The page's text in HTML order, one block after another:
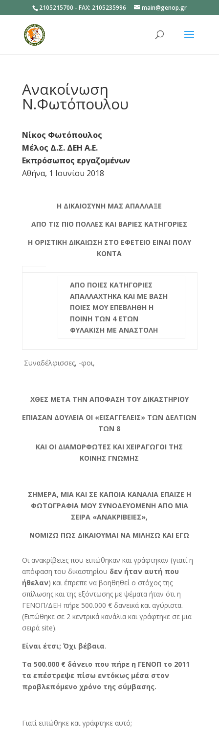
2105215700 - FAX: 2105235996 main@genop.gr
Ανακοίνωση
Ν.Φωτόπουλου
Νίκος Φωτόπουλος
Μέλος Δ.Σ. ΔΕΗ Α.Ε.
Εκπρόσωπος εργαζομένων
Αθήνα, 1 Ιουνίου 2018
Η ΔΙΚΑΙΟΣΥΝΗ ΜΑΣ ΑΠΑΛΛΑΞΕ
ΑΠΟ ΤΙΣ ΠΙΟ ΠΟΛΛΕΣ ΚΑΙ ΒΑΡΙΕΣ ΚΑΤΗΓΟΡΙΕΣ
Η ΟΡΙΣΤΙΚΗ ΔΙΚΑΙΩΣΗ ΣΤΟ ΕΦΕΤΕΙΟ ΕΙΝΑΙ ΠΟΛΥ
ΚΟΝΤΑ
ΑΠΟ ΠΟΙΕΣ ΚΑΤΗΓΟΡΙΕΣ
ΑΠΑΛΛΑΧΤΗΚΑ ΚΑΙ ΜΕ ΒΑΣΗ
ΠΟΙΕΣ ΜΟΥ ΕΠΕΒΛΗΘΗ Η
ΠΟΙΝΗ ΤΩΝ 4 ΕΤΩΝ
ΦΥΛΑΚΙΣΗ ΜΕ ΑΝΑΣΤΟΛΗ
Συναδέλφισσες, -φοι,
ΧΘΕΣ ΜΕΤΑ ΤΗΝ ΑΠΟΦΑΣΗ ΤΟΥ ΔΙΚΑΣΤΗΡΙΟΥ
ΕΠΙΑΣΑΝ ΔΟΥΛΕΙΑ ΟΙ «ΕΙΣΑΓΓΕΛΕΙΣ» ΤΩΝ ΔΕΛΤΙΩΝ
ΤΩΝ 8
ΚΑΙ ΟΙ ΔΙΑΜΟΡΦΩΤΕΣ ΚΑΙ ΧΕΙΡΑΓΩΓΟΙ ΤΗΣ
ΚΟΙΝΗΣ ΓΝΩΜΗΣ
ΣΗΜΕΡΑ, ΜΙΑ ΚΑΙ ΣΕ ΚΑΠΟΙΑ ΚΑΝΑΛΙΑ ΕΠΑΙΖΕ Η
ΦΩΤΟΓΡΑΦΙΑ ΜΟΥ ΣΥΝΟΔΕΥΟΜΕΝΗ ΑΠΟ ΜΙΑ
ΣΕΙΡΑ «ΑΝΑΚΡΙΒΕΙΕΣ»,
ΝΟΜΙΖΩ ΠΩΣ ΔΙΚΑΙΟΥΜΑΙ ΝΑ ΜΙΛΗΣΩ ΚΑΙ ΕΓΩ
Οι ανακρίβειες που ειπώθηκαν και γράφτηκαν (γιατί η
απόφαση του δικαστηρίου δεν ήταν αυτή που
ήθελαν) και έπρεπε να βοηθηθεί ο στόχος της
σπίλωσης και της εξόντωσης με ψέματα ήταν ότι η
ΓΕΝΟΠ/ΔΕΗ πήρε 500.000 € δανεικά και αγύριστα.
(Ειπώθηκε σε 2 κεντρικά κανάλια και γράφτηκε σε μια
σειρά site).
Είναι έτσι; Όχι βέβαια.
Τα 500.000 € δάνειο που πήρε η ΓΕΝΟΠ το 2011
τα επέστρεψε πίσω εντόκως μέσα στον
προβλεπόμενο χρόνο της σύμβασης.
Γιατί ειπώθηκε και γράφτηκε αυτό;